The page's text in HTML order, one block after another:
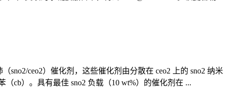
ceo2）催化剂，这些催化剂由分散在 ceo2 上的 sno2 纳米
cb）。具有最佳 sno2 负载（10 wt%）的催化剂在 ...